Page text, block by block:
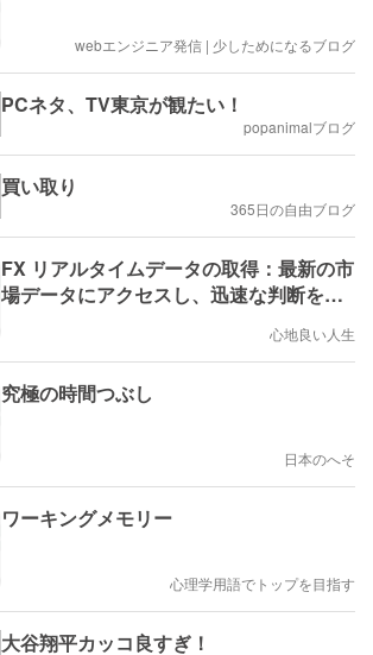
webエンジニア発信 | 少しためになるブログ
PCネタ、TV東京が観たい！
popanimalブログ
買い取り
365日の自由ブログ
FX リアルタイムデータの取得：最新の市
場データにアクセスし、迅速な判断を下
心地良い人生
究極の時間つぶし
日本のへそ
ワーキングメモリー
心理学用語でトップを目指す
大谷翔平カッコ良すぎ！